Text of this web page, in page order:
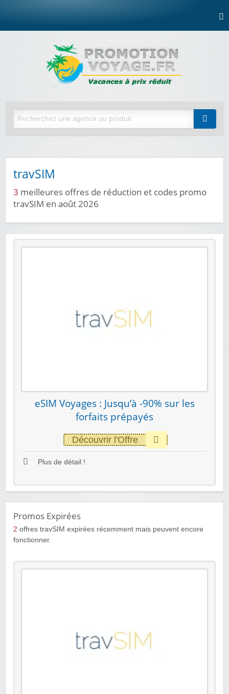
travSIM
3 meilleures offres de réduction et codes promo
travSIM en août 2026
eSIM Voyages : Jusqu’à -90% sur les
forfaits prépayés
Découvrir l'Offre
Plus de détail !
Promos Expirées
2 offres travSIM expirées récemment mais peuvent encore
fonctionner.